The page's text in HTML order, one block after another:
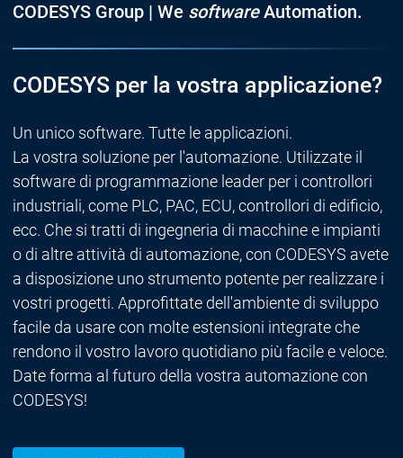
CODESYS Group | We softwareAutomation.
CODESYS per la vostra applicazione?
Un unico software. Tutte le applicazioni.
La vostra soluzione per l'automazione. Utilizzate il
software di programmazione leader per i controllori
industriali, come PLC, PAC, ECU, controllori di edificio,
ecc. Che si tratti di ingegneria di macchine e impianti
o di altre attività di automazione, con CODESYS avete
a disposizione uno strumento potente per realizzare i
vostri progetti. Approfittate dell'ambiente di sviluppo
facile da usare con molte estensioni integrate che
rendono il vostro lavoro quotidiano più facile e veloce.
Date forma al futuro della vostra automazione con
CODESYS!